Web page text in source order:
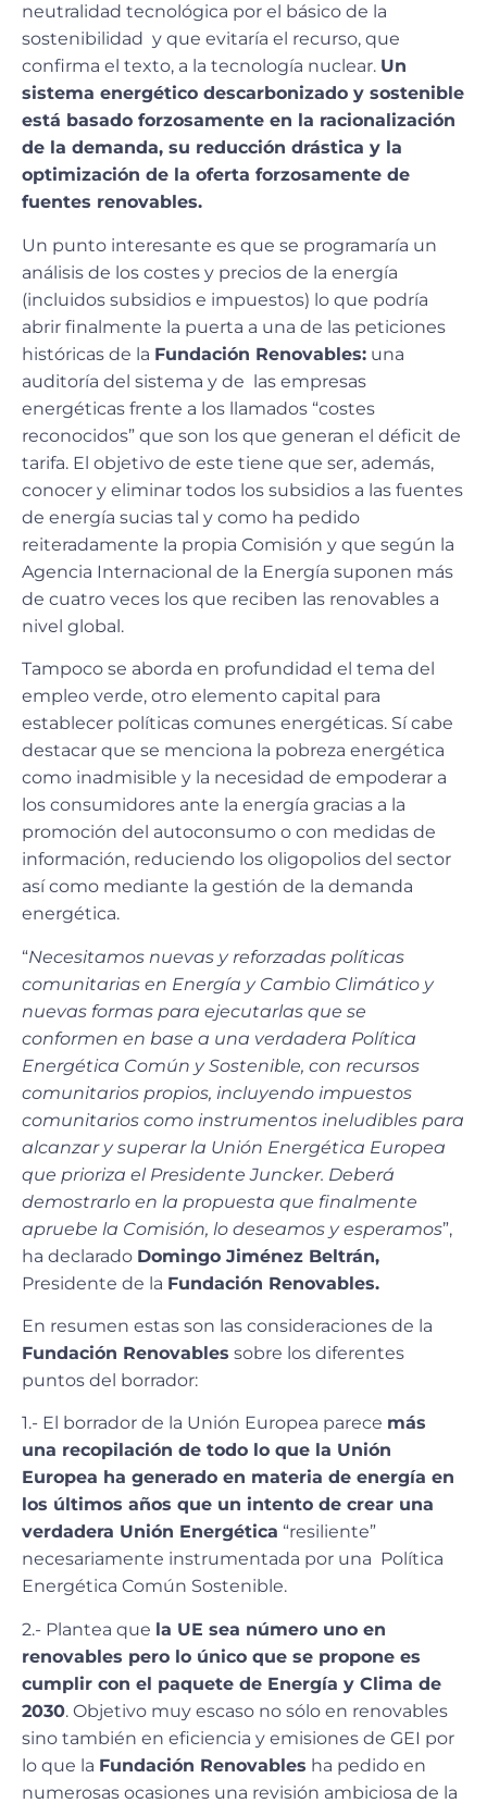
neutralidad tecnológica por el básico de la
sostenibilidad y que evitaría el recurso, que
confirma el texto, a la tecnología nuclear. Un
sistema energético descarbonizado y sostenible
está basado forzosamente en la racionalización
de la demanda, su reducción drástica y la
optimización de la oferta forzosamente de
fuentes renovables.
Un punto interesante es que se programaría un
análisis de los costes y precios de la energía
(incluidos subsidios e impuestos) lo que podría
abrir finalmente la puerta a una de las peticiones
históricas de la Fundación Renovables: una
auditoría del sistema y de las empresas
energéticas frente a los llamados “costes
reconocidos” que son los que generan el déficit de
tarifa. El objetivo de este tiene que ser, además,
conocer y eliminar todos los subsidios a las fuentes
de energía sucias tal y como ha pedido
reiteradamente la propia Comisión y que según la
Agencia Internacional de la Energía suponen más
de cuatro veces los que reciben las renovables a
nivel global.
Tampoco se aborda en profundidad el tema del
empleo verde, otro elemento capital para
establecer políticas comunes energéticas. Sí cabe
destacar que se menciona la pobreza energética
como inadmisible y la necesidad de empoderar a
los consumidores ante la energía gracias a la
promoción del autoconsumo o con medidas de
información, reduciendo los oligopolios del sector
así como mediante la gestión de la demanda
energética.
“Necesitamos nuevas y reforzadas políticas
comunitarias en Energía y Cambio Climático y
nuevas formas para ejecutarlas que se
conformen en base a una verdadera Política
Energética Común y Sostenible, con recursos
comunitarios propios, incluyendo impuestos
comunitarios como instrumentos ineludibles para
alcanzar y superar la Unión Energética Europea
que prioriza el Presidente Juncker. Deberá
demostrarlo en la propuesta que finalmente
apruebe la Comisión, lo deseamos y esperamos”,
ha declarado Domingo Jiménez Beltrán,
Presidente de la Fundación Renovables.
En resumen estas son las consideraciones de la
Fundación Renovables sobre los diferentes
puntos del borrador:
1.- El borrador de la Unión Europea parece más
una recopilación de todo lo que la Unión
Europea ha generado en materia de energía en
los últimos años que un intento de crear una
verdadera Unión Energética “resiliente”
necesariamente instrumentada por una Política
Energética Común Sostenible.
2.- Plantea que la UE sea número uno en
renovables pero lo único que se propone es
cumplir con el paquete de Energía y Clima de
2030. Objetivo muy escaso no sólo en renovables
sino también en eficiencia y emisiones de GEI por
lo que la Fundación Renovables ha pedido en
numerosas ocasiones una revisión ambiciosa de la